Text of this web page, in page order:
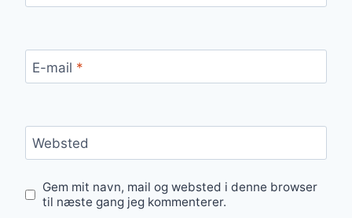
E-mail *
Websted
Gem mit navn, mail og websted i denne browser
til næste gang jeg kommenterer.